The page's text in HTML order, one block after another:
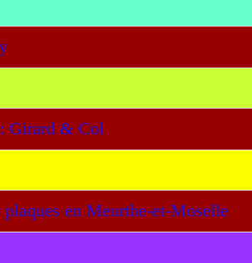
Girard & Col
en Meurthe-et-Moselle